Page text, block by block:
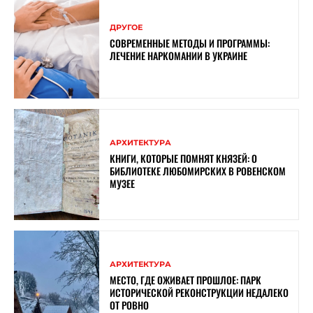
ДРУГОЕ
СОВРЕМЕННЫЕ МЕТОДЫ И ПРОГРАММЫ:
ЛЕЧЕНИЕ НАРКОМАНИИ В УКРАИНЕ
АРХИТЕКТУРА
КНИГИ, КОТОРЫЕ ПОМНЯТ КНЯЗЕЙ: О
БИБЛИОТЕКЕ ЛЮБОМИРСКИХ В РОВЕНСКОМ
МУЗЕЕ
АРХИТЕКТУРА
МЕСТО, ГДЕ ОЖИВАЕТ ПРОШЛОЕ: ПАРК
ИСТОРИЧЕСКОЙ РЕКОНСТРУКЦИИ НЕДАЛЕКО
ОТ РОВНО